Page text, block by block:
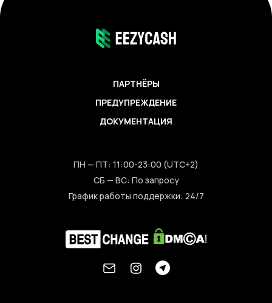
ПАРТНЁРЫ
ПРЕДУПРЕЖДЕНИЕ
ДОКУМЕНТАЦИЯ
ПН — ПТ: 11:00-23:00 (UTC+2)
СБ — ВС: По запросу
График работы поддержки: 24/7